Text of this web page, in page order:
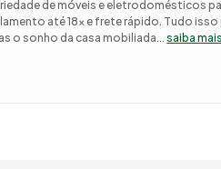
de móveis e eletrodomésticos
até 18x e frete rápido. Tudo isso
o sonho da casa mobiliada...saiba mais
9º
guarda roupa casal